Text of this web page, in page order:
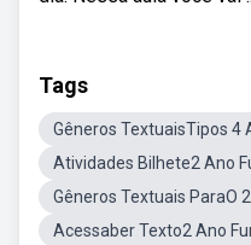
Tags
Gêneros TextuaisTipos 4
Atividades Bilhete2 Ano
Gêneros Textuais ParaO
Acessaber Texto2 Ano